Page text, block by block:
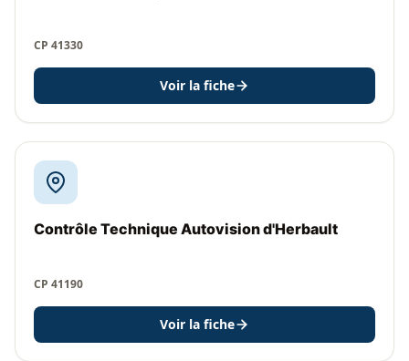
CP 41330
Voir la fiche
Contrôle Technique Autovision d'Herbault
CP 41190
Voir la fiche